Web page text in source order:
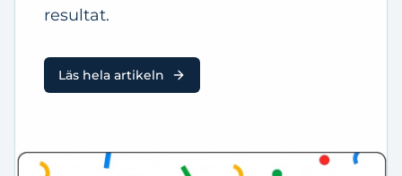
resultat.
Läs hela artikeln